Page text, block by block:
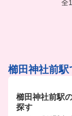
全
櫛田神社前駅
櫛田神社前駅
探す